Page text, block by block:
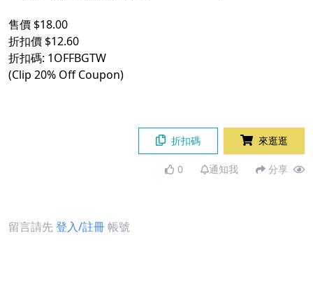
售價 $18.00
折扣價 $12.60
折扣碼: 1OFFBGTW
(Clip 20% Off Coupon)
折扣碼 來逛逛
0 通知我 分享
留言請先登入/註冊帳號